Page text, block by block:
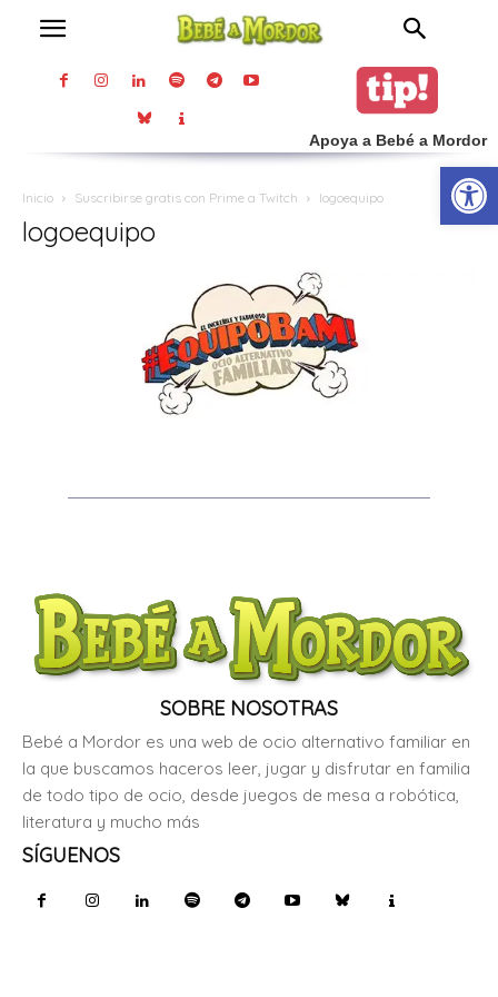
Apoya a Bebé a Mordor
Inicio Suscribirse gratis con Prime a Twitch logoequipo
logoequipo
SOBRE NOSOTRAS
Bebé a Mordor es una web de ocio alternativo familiar en
la que buscamos haceros leer, jugar y disfrutar en familia
de todo tipo de ocio, desde juegos de mesa a robótica,
literatura y mucho más
SÍGUENOS